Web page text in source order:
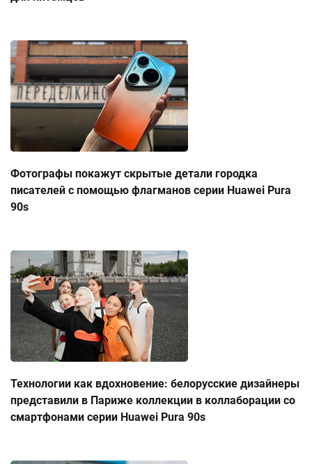
Фотографы покажут скрытые детали городка
писателей с помощью флагманов серии Huawei Pura
90s
Технологии как вдохновение: белорусские дизайнеры
представили в Париже коллекции в коллаборации со
смартфонами серии Huawei Pura 90s